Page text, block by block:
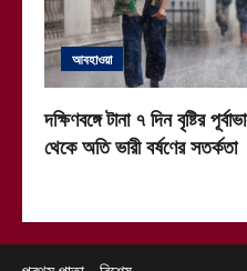
আবহাওয়া
দক্ষিণবঙ্গে টানা ৭ দিন বৃষ্টির
থেকে অতি ভারী বর্ষণের সতর্কতা